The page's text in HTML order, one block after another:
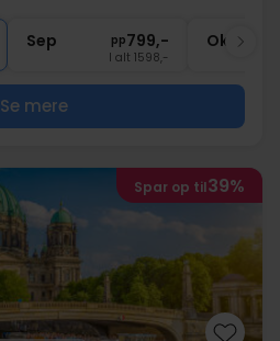
Sep pp799,-
I alt 1598,-
Okt
Se mere
Spar op til39%